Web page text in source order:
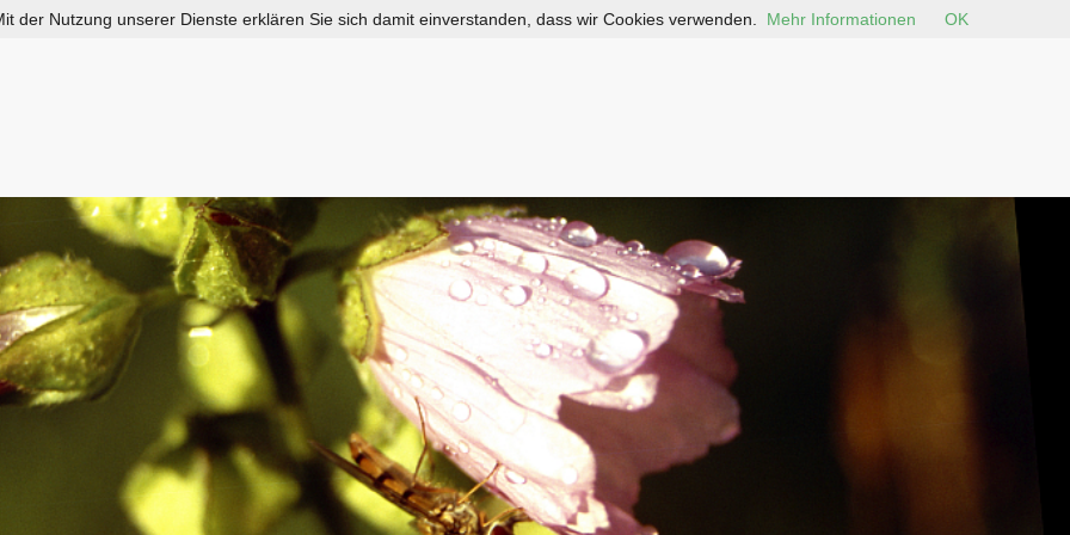
der Nutzung unserer Dienste erklären Sie sich damit einverstanden, dass wir Cookies verwenden. Mehr Informationen OK